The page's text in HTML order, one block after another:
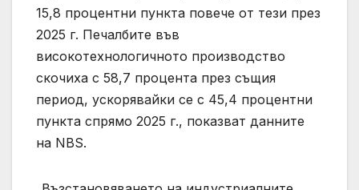
15,8 процентни пункта повече от тези през
2025 г. Печалбите във
високотехнологичното производство
скочиха с 58,7 процента през същия
период, ускорявайки се с 45,4 процентни
пункта спрямо 2025 г., показват данните
на NBS.